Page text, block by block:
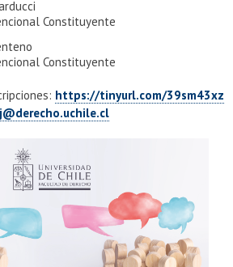
Constituyente
Constituyente
https://tinyurl.com/39sm43xz